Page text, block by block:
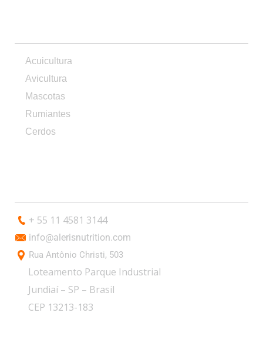
Acuicultura
Avicultura
Mascotas
Rumiantes
Cerdos
+ 55 11 4581 3144
info@alerisnutrition.com
Rua Antônio Christi, 503
Loteamento Parque Industrial
Jundiaí – SP – Brasil
CEP 13213-183